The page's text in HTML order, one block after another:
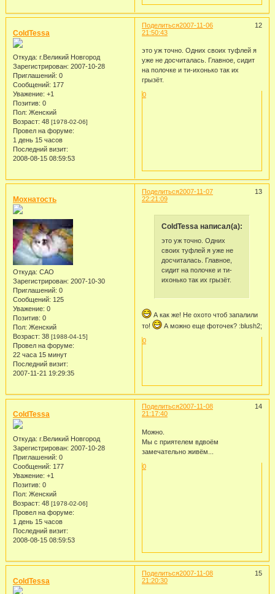
Поделиться 12
2007-11-06
21:50:43
ColdTessa
Откуда: г.Великий Новгород
Зарегистрирован: 2007-10-28
Приглашений: 0
Сообщений: 177
Уважение: +1
Позитив: 0
Пол: Женский
Возраст: 48 [1978-02-06]
Провел на форуме:
1 день 15 часов
Последний визит:
2008-08-15 08:59:53
это уж точно. Одних своих туфлей я
уже не досчиталась. Главное, сидит
на полочке и ти-ихонько так их
грызёт.
0
Поделиться 13
2007-11-07
22:21:09
Мохнатость
Откуда: САО
Зарегистрирован: 2007-10-30
Приглашений: 0
Сообщений: 125
Уважение: 0
Позитив: 0
Пол: Женский
Возраст: 38 [1988-04-15]
Провел на форуме:
22 часа 15 минут
Последний визит:
2007-11-21 19:29:35
ColdTessa написал(а):
это уж точно. Одних
своих туфлей я уже не
досчиталась. Главное,
сидит на полочке и ти-
ихонько так их грызёт.
А как же! Не охото чтоб запалили
то!
А можно еще фоточек? :blush2;
0
Поделиться 14
2007-11-08
21:17:40
ColdTessa
Откуда: г.Великий Новгород
Зарегистрирован: 2007-10-28
Приглашений: 0
Сообщений: 177
Уважение: +1
Позитив: 0
Пол: Женский
Возраст: 48 [1978-02-06]
Провел на форуме:
1 день 15 часов
Последний визит:
2008-08-15 08:59:53
Можно.
Мы с приятелем вдвоём
замечательно живём...
0
Поделиться 15
2007-11-08
21:20:30
ColdTessa